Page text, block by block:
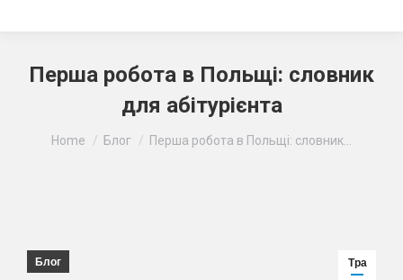
Перша робота в Польщі: словник
для абітурієнта
Ви тут:
Home Блог Перша робота в Польщі: словник…
Тра
Блог